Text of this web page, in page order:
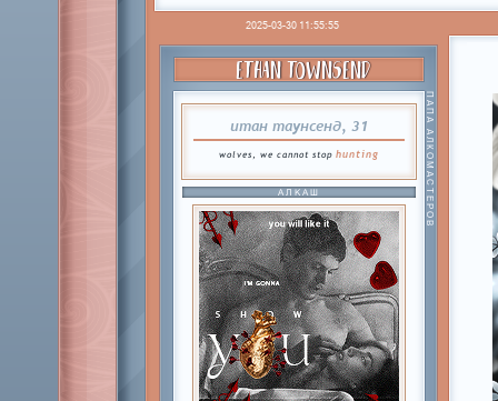
2025-03-30 11:55:55
ETHAN TOWNSEND
итан таунсенд, 31
wolves, we cannot stophunting ПАПА АЛКОМАСТЕРОВ
АЛКАШ